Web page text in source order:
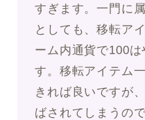
すぎます。一門に
としても、移転ア
ーム内通貨で100
す。移転アイテム
きれば良いですが
ばされてしまうの